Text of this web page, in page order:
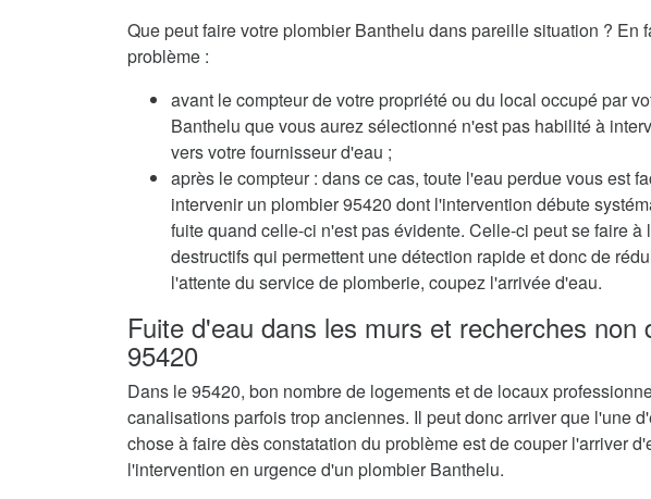
Que peut faire votre plombier Banthelu dans pareille situation ? En
problème :
avant le compteur de votre propriété ou du local occupé par
Banthelu que vous aurez sélectionné n'est pas habilité à
vers votre fournisseur d'eau ;
après le compteur : dans ce cas, toute l'eau perdue vous est
intervenir un plombier 95420 dont l'intervention débute
fuite quand celle-ci n'est pas évidente. Celle-ci peut se faire
destructifs qui permettent une détection rapide et donc de
l'attente du service de plomberie, coupez l'arrivée d'eau.
Fuite d'eau dans les murs et recherches non
95420
Dans le 95420, bon nombre de logements et de locaux
canalisations parfois trop anciennes. Il peut donc arriver que l'une
chose à faire dès constatation du problème est de couper l'arriver
l'intervention en urgence d'un plombier Banthelu.